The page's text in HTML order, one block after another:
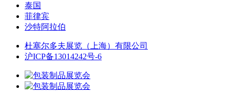
泰国
菲律宾
沙特阿拉伯
杜塞尔多夫展览（上海）有限公司
沪ICP备13014242号-6